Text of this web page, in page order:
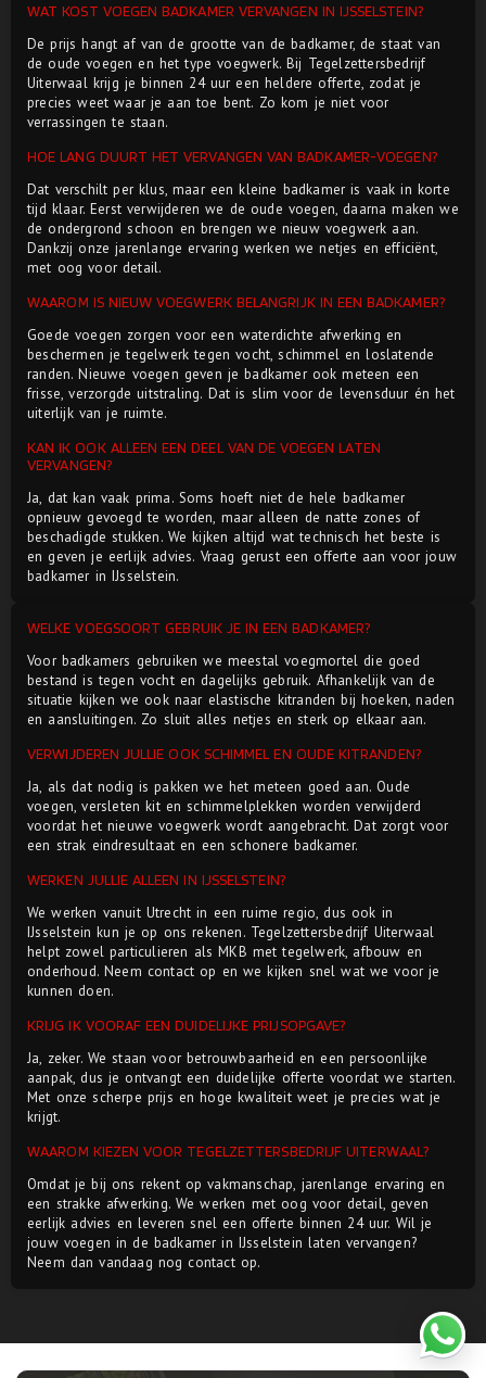
WAT KOST VOEGEN BADKAMER VERVANGEN IN IJSSELSTEIN?
De prijs hangt af van de grootte van de badkamer, de staat van
de oude voegen en het type voegwerk. Bij Tegelzettersbedrijf
Uiterwaal krijg je binnen 24 uur een heldere offerte, zodat je
precies weet waar je aan toe bent. Zo kom je niet voor
verrassingen te staan.
HOE LANG DUURT HET VERVANGEN VAN BADKAMER-VOEGEN?
Dat verschilt per klus, maar een kleine badkamer is vaak in korte
tijd klaar. Eerst verwijderen we de oude voegen, daarna maken we
de ondergrond schoon en brengen we nieuw voegwerk aan.
Dankzij onze jarenlange ervaring werken we netjes en efficiënt,
met oog voor detail.
WAAROM IS NIEUW VOEGWERK BELANGRIJK IN EEN BADKAMER?
Goede voegen zorgen voor een waterdichte afwerking en
beschermen je tegelwerk tegen vocht, schimmel en loslatende
randen. Nieuwe voegen geven je badkamer ook meteen een
frisse, verzorgde uitstraling. Dat is slim voor de levensduur én het
uiterlijk van je ruimte.
KAN IK OOK ALLEEN EEN DEEL VAN DE VOEGEN LATEN
VERVANGEN?
Ja, dat kan vaak prima. Soms hoeft niet de hele badkamer
opnieuw gevoegd te worden, maar alleen de natte zones of
beschadigde stukken. We kijken altijd wat technisch het beste is
en geven je eerlijk advies. Vraag gerust een offerte aan voor jouw
badkamer in IJsselstein.
WELKE VOEGSOORT GEBRUIK JE IN EEN BADKAMER?
Voor badkamers gebruiken we meestal voegmortel die goed
bestand is tegen vocht en dagelijks gebruik. Afhankelijk van de
situatie kijken we ook naar elastische kitranden bij hoeken, naden
en aansluitingen. Zo sluit alles netjes en sterk op elkaar aan.
VERWIJDEREN JULLIE OOK SCHIMMEL EN OUDE KITRANDEN?
Ja, als dat nodig is pakken we het meteen goed aan. Oude
voegen, versleten kit en schimmelplekken worden verwijderd
voordat het nieuwe voegwerk wordt aangebracht. Dat zorgt voor
een strak eindresultaat en een schonere badkamer.
WERKEN JULLIE ALLEEN IN IJSSELSTEIN?
We werken vanuit Utrecht in een ruime regio, dus ook in
IJsselstein kun je op ons rekenen. Tegelzettersbedrijf Uiterwaal
helpt zowel particulieren als MKB met tegelwerk, afbouw en
onderhoud. Neem contact op en we kijken snel wat we voor je
kunnen doen.
KRIJG IK VOORAF EEN DUIDELIJKE PRIJSOPGAVE?
Ja, zeker. We staan voor betrouwbaarheid en een persoonlijke
aanpak, dus je ontvangt een duidelijke offerte voordat we starten.
Met onze scherpe prijs en hoge kwaliteit weet je precies wat je
krijgt.
WAAROM KIEZEN VOOR TEGELZETTERSBEDRIJF UITERWAAL?
Omdat je bij ons rekent op vakmanschap, jarenlange ervaring en
een strakke afwerking. We werken met oog voor detail, geven
eerlijk advies en leveren snel een offerte binnen 24 uur. Wil je
jouw voegen in de badkamer in IJsselstein laten vervangen?
Neem dan vandaag nog contact op.